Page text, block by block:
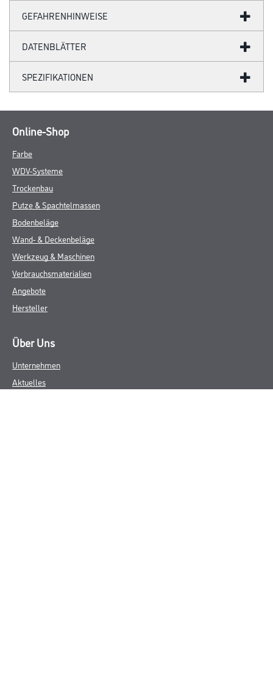
GEFAHRENHINWEISE
DATENBLÄTTER
SPEZIFIKATIONEN
Online-Shop
Farbe
WDV-Systeme
Trockenbau
Putze & Spachtelmassen
Bodenbeläge
Wand- & Deckenbeläge
Werkzeug & Maschinen
Verbrauchsmaterialien
Angebote
Hersteller
Über Uns
Unternehmen
Aktuelles